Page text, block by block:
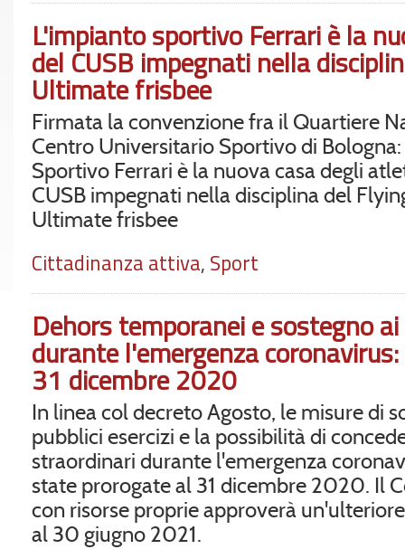
L'impianto sportivo Ferrari è la
del CUSB impegnati nella
Ultimate frisbee
Firmata la convenzione fra il Quartiere
Centro Universitario Sportivo di
Sportivo Ferrari è la nuova casa degli
CUSB impegnati nella disciplina del
Ultimate frisbee
Cittadinanza attiva, Sport
Dehors temporanei e sostegno
durante l'emergenza
31 dicembre 2020
In linea col decreto Agosto, le misure di
pubblici esercizi e la possibilità di
straordinari durante l'emergenza
state prorogate al 31 dicembre 2020. Il
con risorse proprie approverà
al 30 giugno 2021.